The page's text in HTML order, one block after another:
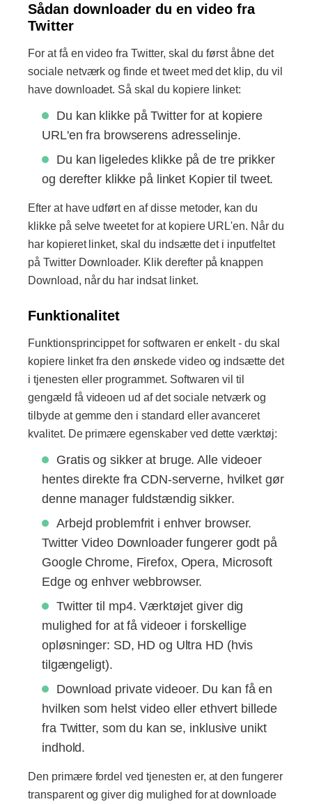
Sådan downloader du en video fra
Twitter
For at få en video fra Twitter, skal du først åbne det
sociale netværk og finde et tweet med det klip, du vil
have downloadet. Så skal du kopiere linket:
Du kan klikke på Twitter for at kopiere
URL'en fra browserens adresselinje.
Du kan ligeledes klikke på de tre prikker
og derefter klikke på linket Kopier til tweet.
Efter at have udført en af ​​disse metoder, kan du
klikke på selve tweetet for at kopiere URL'en. Når du
har kopieret linket, skal du indsætte det i inputfeltet
på Twitter Downloader. Klik derefter på knappen
Download, når du har indsat linket.
Funktionalitet
Funktionsprincippet for softwaren er enkelt - du skal
kopiere linket fra den ønskede video og indsætte det
i tjenesten eller programmet. Softwaren vil til
gengæld få videoen ud af det sociale netværk og
tilbyde at gemme den i standard eller avanceret
kvalitet. De primære egenskaber ved dette værktøj:
Gratis og sikker at bruge. Alle videoer
hentes direkte fra CDN-serverne, hvilket gør
denne manager fuldstændig sikker.
Arbejd problemfrit i enhver browser.
Twitter Video Downloader fungerer godt på
Google Chrome, Firefox, Opera, Microsoft
Edge og enhver webbrowser.
Twitter til mp4. Værktøjet giver dig
mulighed for at få videoer i forskellige
opløsninger: SD, HD og Ultra HD (hvis
tilgængeligt).
Download private videoer. Du kan få en
hvilken som helst video eller ethvert billede
fra Twitter, som du kan se, inklusive unikt
indhold.
Den primære fordel ved tjenesten er, at den fungerer
transparent og giver dig mulighed for at downloade